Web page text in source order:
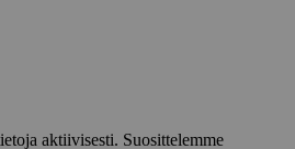
aktiivisesti. Suosittelemme